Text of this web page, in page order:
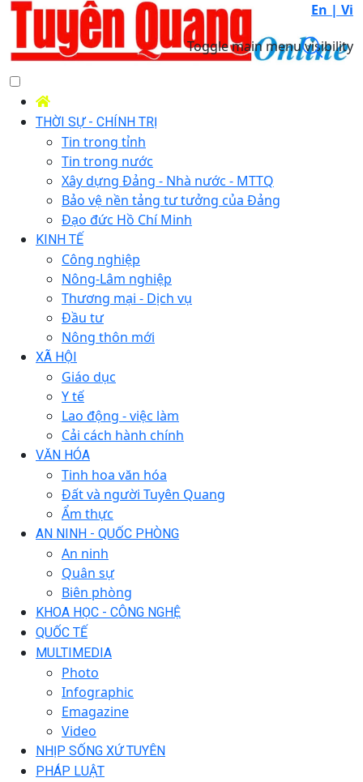
En | Vi
Toggle main menu visibility
THỜI SỰ - CHÍNH TRỊ
Tin trong tỉnh
Tin trong nước
Xây dựng Đảng - Nhà nước - MTTQ
Bảo vệ nền tảng tư tưởng của Đảng
Đạo đức Hồ Chí Minh
KINH TẾ
Công nghiệp
Nông-Lâm nghiệp
Thương mại - Dịch vụ
Đầu tư
Nông thôn mới
XÃ HỘI
Giáo dục
Y tế
Lao động - việc làm
Cải cách hành chính
VĂN HÓA
Tinh hoa văn hóa
Đất và người Tuyên Quang
Ẩm thực
AN NINH - QUỐC PHÒNG
An ninh
Quân sự
Biên phòng
KHOA HỌC - CÔNG NGHỆ
QUỐC TẾ
MULTIMEDIA
Photo
Infographic
Emagazine
Video
NHỊP SỐNG XỨ TUYÊN
PHÁP LUẬT